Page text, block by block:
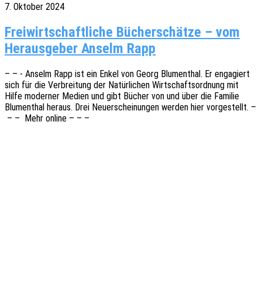
7. Oktober 2024
Freiwirtschaftliche Bücherschätze – vom
Herausgeber Anselm Rapp
– – - Anselm Rapp ist ein Enkel von Georg Blumen­thal. Er enga­giert
sich für die Verbrei­tung der Natür­li­chen Wirt­schafts­ord­nung mit
Hilfe moder­ner Medien und gibt Bücher von und über die Fami­lie
Blumen­thal heraus. Drei Neuerschei­nun­gen werden hier vorge­stellt. –
– – Mehr online – – –